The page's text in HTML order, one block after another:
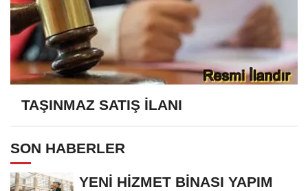
TAŞINMAZ SATIŞ İLANI
SON HABERLER
YENİ HİZMET BİNASI YAPIM